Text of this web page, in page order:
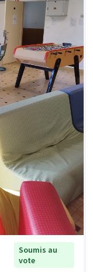
Soumis au
vote